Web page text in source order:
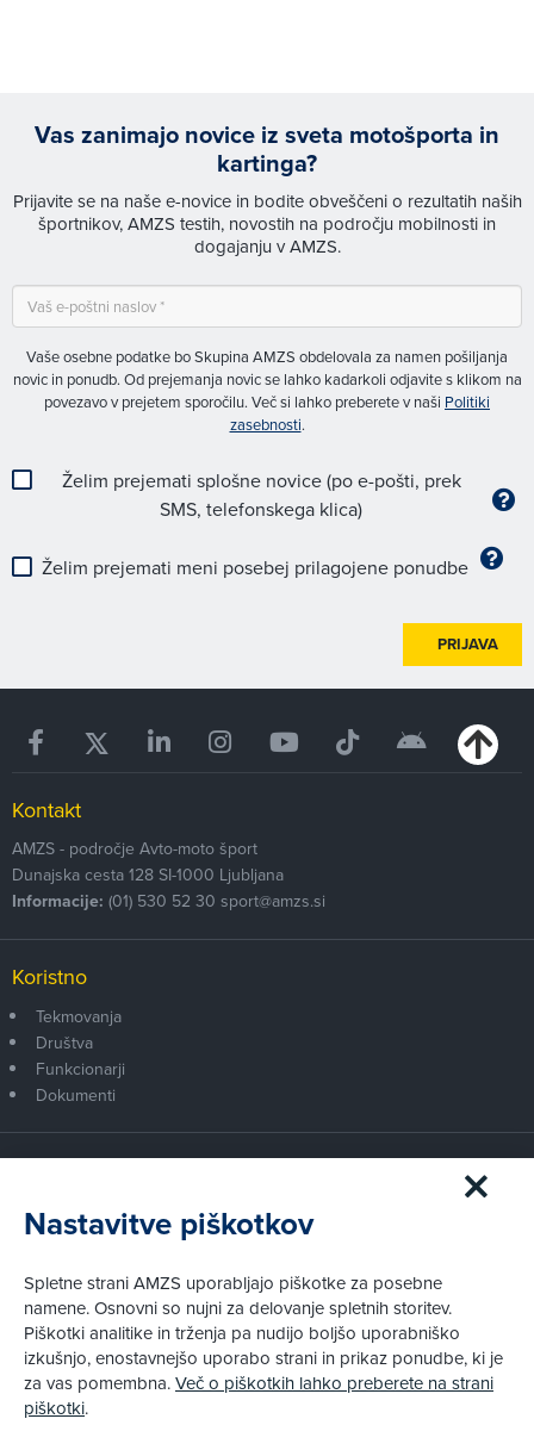
Vas zanimajo novice iz sveta motošporta in
kartinga?
Prijavite se na naše e-novice in bodite obveščeni o rezultatih naših
športnikov, AMZS testih, novostih na področju mobilnosti in
dogajanju v AMZS.
Vaše osebne podatke bo Skupina AMZS obdelovala za namen pošiljanja
novic in ponudb. Od prejemanja novic se lahko kadarkoli odjavite s klikom na
povezavo v prejetem sporočilu. Več si lahko preberete v naši Politiki
zasebnosti.
Želim prejemati splošne novice (po e-pošti, prek
SMS, telefonskega klica)
Želim prejemati meni posebej prilagojene ponudbe
PRIJAVA
Kontakt
AMZS - področje Avto-moto šport
Dunajska cesta 128 SI-1000 Ljubljana
Informacije: (01) 530 52 30 sport@amzs.si
Koristno
Tekmovanja
Društva
Funkcionarji
Dokumenti
Postanite član AMZS
Zakaj (p)ostati član?
Kako vam pomagamo
Pravni vidiki
Piškotki
Nastavitve piškotkov
Spletne strani AMZS uporabljajo piškotke za posebne
namene. Osnovni so nujni za delovanje spletnih storitev.
Piškotki analitike in trženja pa nudijo boljšo uporabniško
izkušnjo, enostavnejšo uporabo strani in prikaz ponudbe, ki je
za vas pomembna.Več o piškotkih lahko preberete na strani
piškotki.